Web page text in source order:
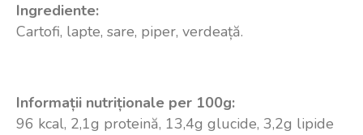
Ingrediente:
Cartofi, lapte, sare, piper, verdeață.
Informații nutriționale per 100g:
96 kcal, 2,1g proteină, 13,4g glucide, 3,2g lipide